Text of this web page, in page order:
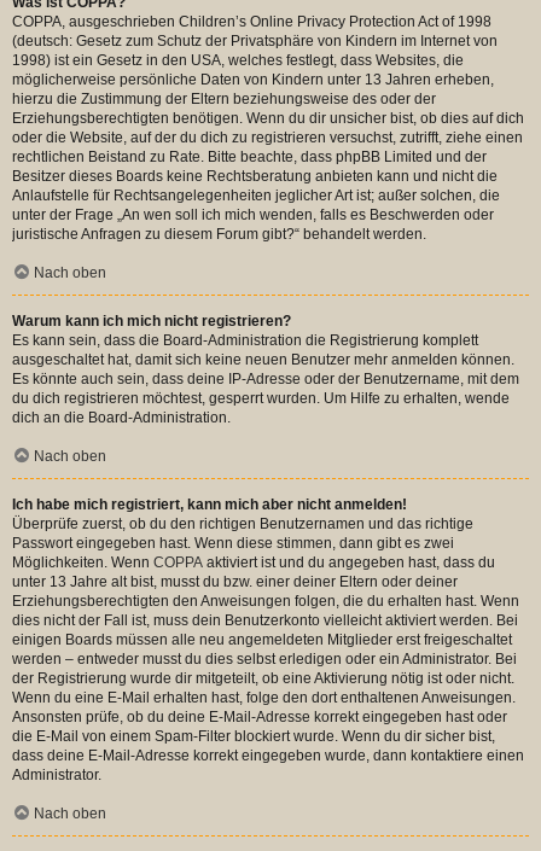
COPPA, ausgeschrieben Children’s Online Privacy Protection Act of 1998
(deutsch: Gesetz zum Schutz der Privatsphäre von Kindern im Internet von
1998) ist ein Gesetz in den USA, welches festlegt, dass Websites, die
möglicherweise persönliche Daten von Kindern unter 13 Jahren erheben,
hierzu die Zustimmung der Eltern beziehungsweise des oder der
Erziehungsberechtigten benötigen. Wenn du dir unsicher bist, ob dies auf dich
oder die Website, auf der du dich zu registrieren versuchst, zutrifft, ziehe einen
rechtlichen Beistand zu Rate. Bitte beachte, dass phpBB Limited und der
Besitzer dieses Boards keine Rechtsberatung anbieten kann und nicht die
Anlaufstelle für Rechtsangelegenheiten jeglicher Art ist; außer solchen, die
unter der Frage „An wen soll ich mich wenden, falls es Beschwerden oder
juristische Anfragen zu diesem Forum gibt?“ behandelt werden.
Nach oben
Warum kann ich mich nicht registrieren?
Es kann sein, dass die Board-Administration die Registrierung komplett
ausgeschaltet hat, damit sich keine neuen Benutzer mehr anmelden können.
Es könnte auch sein, dass deine IP-Adresse oder der Benutzername, mit dem
du dich registrieren möchtest, gesperrt wurden. Um Hilfe zu erhalten, wende
dich an die Board-Administration.
Nach oben
Ich habe mich registriert, kann mich aber nicht anmelden!
Überprüfe zuerst, ob du den richtigen Benutzernamen und das richtige
Passwort eingegeben hast. Wenn diese stimmen, dann gibt es zwei
Möglichkeiten. Wenn COPPA aktiviert ist und du angegeben hast, dass du
unter 13 Jahre alt bist, musst du bzw. einer deiner Eltern oder deiner
Erziehungsberechtigten den Anweisungen folgen, die du erhalten hast. Wenn
dies nicht der Fall ist, muss dein Benutzerkonto vielleicht aktiviert werden. Bei
einigen Boards müssen alle neu angemeldeten Mitglieder erst freigeschaltet
werden – entweder musst du dies selbst erledigen oder ein Administrator. Bei
der Registrierung wurde dir mitgeteilt, ob eine Aktivierung nötig ist oder nicht.
Wenn du eine E-Mail erhalten hast, folge den dort enthaltenen Anweisungen.
Ansonsten prüfe, ob du deine E-Mail-Adresse korrekt eingegeben hast oder
die E-Mail von einem Spam-Filter blockiert wurde. Wenn du dir sicher bist,
dass deine E-Mail-Adresse korrekt eingegeben wurde, dann kontaktiere einen
Administrator.
Nach oben